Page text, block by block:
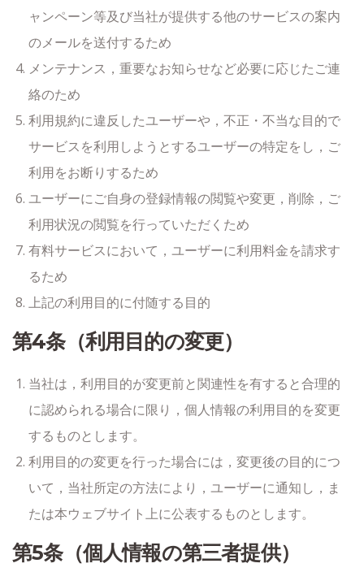
ャンペーン等及び当社が提供する他のサービスの案内
のメールを送付するため
メンテナンス，重要なお知らせなど必要に応じたご連
絡のため
利用規約に違反したユーザーや，不正・不当な目的で
サービスを利用しようとするユーザーの特定をし，ご
利用をお断りするため
ユーザーにご自身の登録情報の閲覧や変更，削除，ご
利用状況の閲覧を行っていただくため
有料サービスにおいて，ユーザーに利用料金を請求す
るため
上記の利用目的に付随する目的
第4条（利用目的の変更）
当社は，利用目的が変更前と関連性を有すると合理的
に認められる場合に限り，個人情報の利用目的を変更
するものとします。
利用目的の変更を行った場合には，変更後の目的につ
いて，当社所定の方法により，ユーザーに通知し，ま
たは本ウェブサイト上に公表するものとします。
第5条（個人情報の第三者提供）